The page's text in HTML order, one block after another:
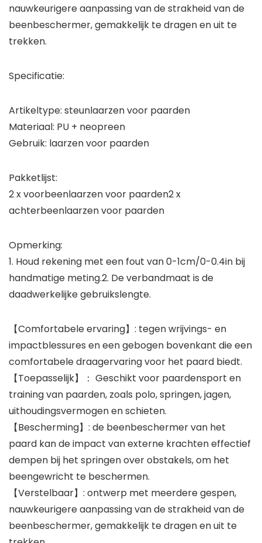
nauwkeurigere aanpassing van de strakheid van de
beenbeschermer, gemakkelijk te dragen en uit te
trekken.
Specificatie:
Artikeltype: steunlaarzen voor paarden
Materiaal: PU + neopreen
Gebruik: laarzen voor paarden
Pakketlijst:
2 x voorbeenlaarzen voor paarden2 x
achterbeenlaarzen voor paarden
Opmerking:
1. Houd rekening met een fout van 0-1cm/0-0.4in bij
handmatige meting.2. De verbandmaat is de
daadwerkelijke gebruikslengte.
【Comfortabele ervaring】: tegen wrijvings- en
impactblessures en een gebogen bovenkant die een
comfortabele draagervaring voor het paard biedt.
【Toepasselijk】： Geschikt voor paardensport en
training van paarden, zoals polo, springen, jagen,
uithoudingsvermogen en schieten.
【Bescherming】: de beenbeschermer van het
paard kan de impact van externe krachten effectief
dempen bij het springen over obstakels, om het
beengewricht te beschermen.
【Verstelbaar】: ontwerp met meerdere gespen,
nauwkeurigere aanpassing van de strakheid van de
beenbeschermer, gemakkelijk te dragen en uit te